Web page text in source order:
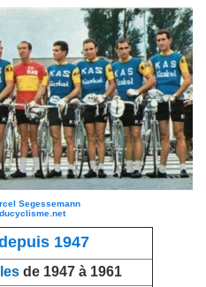
Segessemann
1947
de 1947 à 1961